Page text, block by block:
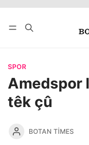
bişopîne
SPOR
Amedspor
têk çû
BOTAN TIMES